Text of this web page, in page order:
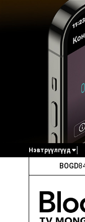
Нэвтрүүлгүүд
BOGD